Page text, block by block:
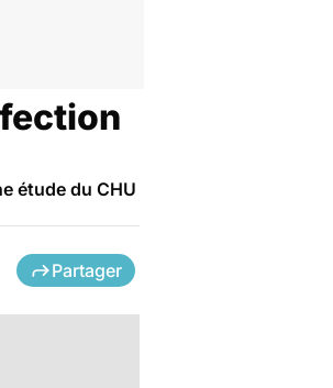
étude du CHU
Partager